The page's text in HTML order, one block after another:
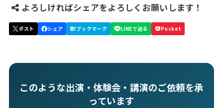
よろしければシェアをよろしくお願いします！
このような出演・体験会・講演のご依頼を承
っています